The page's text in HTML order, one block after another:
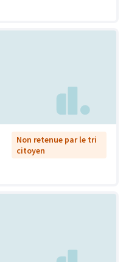
Non retenue par le tri
citoyen